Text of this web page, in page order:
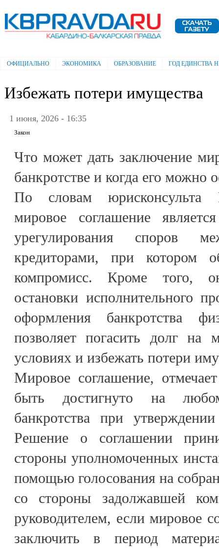
Электронная газета "Кабардино-
Балкарская правда"
Главное меню
ОФИЦИАЛЬНО ЭКОНОМИКА ОБРАЗОВАНИЕ ГОД ЕДИНСТВА
Избежать потери имущества
1 июня, 2026 - 16:35
Закон
Что может дать заключение
банкротстве и когда его можно
По словам юрисконсульта
мировое соглашение
урегулирования споров
кредиторами, при котором
компромисс. Кроме того,
остановки исполнительного
оформления банкротства
позволяет погасить долг на
условиях и избежать потери
Мировое соглашение,
быть достигнуто на
банкротства при
Решение о соглашении
стороны уполномоченных
помощью голосования на
со стороны задолжавшей
руководителем, если мировое
заключить в период